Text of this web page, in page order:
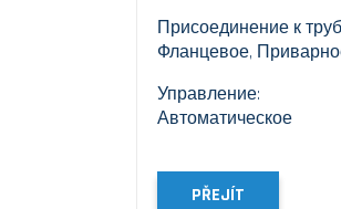
Присоединение к
Фланцевое,
Управление:
Автоматическое
PŘEJÍT